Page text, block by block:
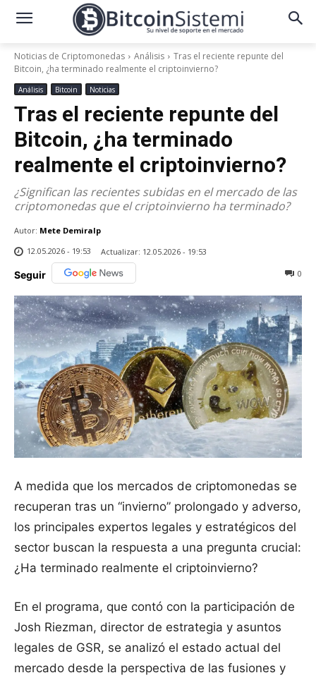
Noticias de Criptomonedas Análisis
Tras el reciente repunte del
Bitcoin, ¿ha terminado realmente el criptoinvierno?
Análisis Bitcoin Noticias
Tras el reciente repunte del
Bitcoin, ¿ha terminado
realmente el criptoinvierno?
¿Significan las recientes subidas en el mercado de las
criptomonedas que el criptoinvierno ha terminado?
Autor: Mete Demiralp
12.05.2026 - 19:53
Actualizar: 12.05.2026 - 19:53
Seguir 0
A medida que los mercados de criptomonedas se
recuperan tras un “invierno” prolongado y adverso,
los principales expertos legales y estratégicos del
sector buscan la respuesta a una pregunta crucial:
¿Ha terminado realmente el criptoinvierno?
En el programa, que contó con la participación de
Josh Riezman, director de estrategia y asuntos
legales de GSR, se analizó el estado actual del
mercado desde la perspectiva de las fusiones y